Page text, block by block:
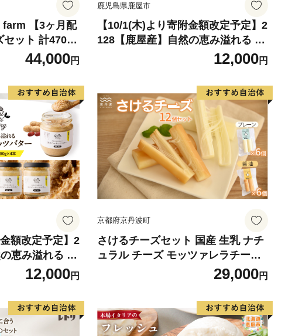
【3ヶ月配
セット 計470g
44,000円
鹿児島県鹿屋市
【10/1(木)より寄附金額改定予定】2
128【鹿屋産】自然の恵み溢れる 贅
沢ピーナッツバター（無糖・無塩）
計370g（190g×1本、90g×2本）
12,000円
額改定予定】2
恵み溢れる 贅
（無糖・無塩）
KN086-001-0
12,000円
京都府京丹波町
さけるチーズセット 国産 生乳 ナチ
ュラル チーズ モッツァレラチーズ
おつまみ 料理 サラダ ご当地グルメ
お取り寄せ 京都 丹波 京丹波町
29,000円